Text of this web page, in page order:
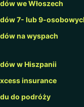
we Włoszech
7- lub 9-
na wyspach
w Hiszpanii
insurance
do podróży